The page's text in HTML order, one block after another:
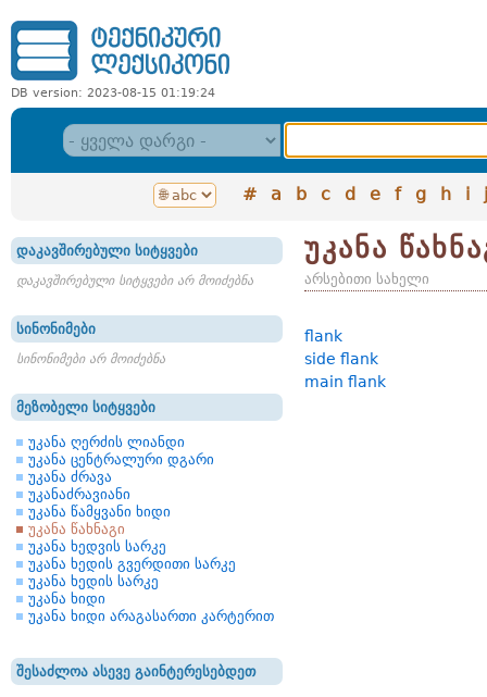
DB version: 2023-08-15 01:19:24
# a b c d e f g h i j
დაკავშირებული სიტყვები
დაკავშირებული სიტყვები არ მოიძებნა
სინონიმები
სინონიმები არ მოიძებნა
მეზობელი სიტყვები
უკანა ღერძის ლიანდი
უკანა ცენტრალური დგარი
უკანა ძრავა
უკანაძრავიანი
უკანა წამყვანი ხიდი
უკანა წახნაგი
უკანა ხედვის სარკე
უკანა ხედის გვერდითი სარკე
უკანა ხედის სარკე
უკანა ხიდი
უკანა ხიდი არაგასართი კარტერით
შესაძლოა ასევე გაინტერესებდეთ
უკანა
არსებითი სახელი
flank
side flank
main flank